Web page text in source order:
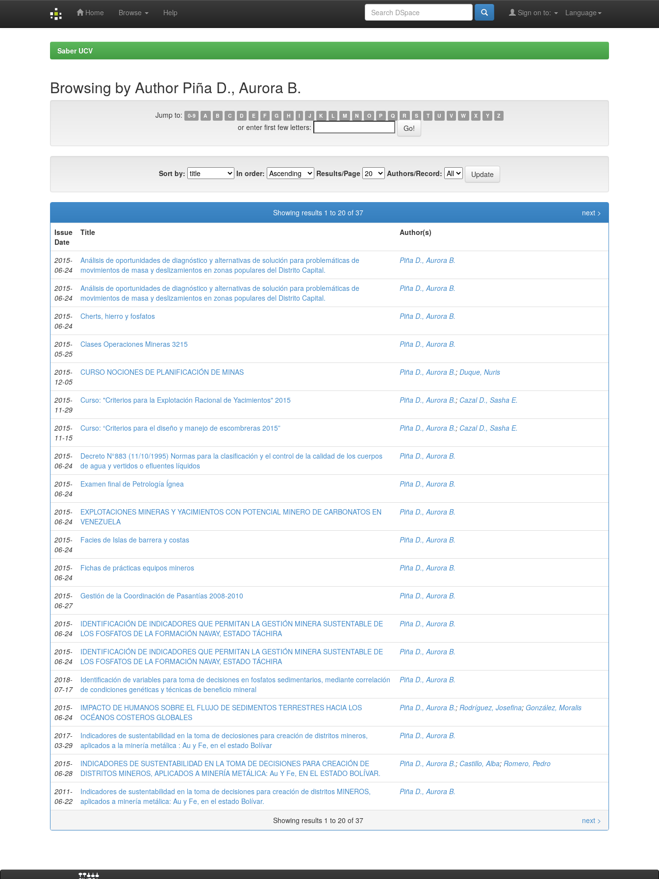
Home Browse Help Language
Sign on to:
Saber UCV
Browsing by Author Piña D., Aurora B.
Jump to: 0-9 A B C D E F G H I J K L M N O P Q R S T U V W X Y Z
or enter first few letters:
Sort by: In order: Results/Page Authors/Record:
Showing results 1 to 20 of 37
next >
Issue
Date
Title Author(s)
2015-
06-24
Análisis de oportunidades de diagnóstico y alternativas de solución para problemáticas de
movimientos de masa y deslizamientos en zonas populares del Distrito Capital.
Piña D., Aurora B.
2015-
06-24
Análisis de oportunidades de diagnóstico y alternativas de solución para problemáticas de
movimientos de masa y deslizamientos en zonas populares del Distrito Capital.
Piña D., Aurora B.
2015-
06-24
Cherts, hierro y fosfatos Piña D., Aurora B.
2015-
05-25
Clases Operaciones Mineras 3215 Piña D., Aurora B.
2015-
12-05
CURSO NOCIONES DE PLANIFICACIÓN DE MINAS Piña D., Aurora B.; Duque, Nuris
2015-
11-29
Curso: "Criterios para la Explotación Racional de Yacimientos" 2015 Piña D., Aurora B.; Cazal D., Sasha E.
2015-
11-15
Curso: “Criterios para el diseño y manejo de escombreras 2015” Piña D., Aurora B.; Cazal D., Sasha E.
2015-
06-24
Decreto N°883 (11/10/1995) Normas para la clasificación y el control de la calidad de los cuerpos
de agua y vertidos o efluentes líquidos
Piña D., Aurora B.
2015-
06-24
Examen final de Petrología Ígnea Piña D., Aurora B.
2015-
06-24
EXPLOTACIONES MINERAS Y YACIMIENTOS CON POTENCIAL MINERO DE CARBONATOS EN
VENEZUELA
Piña D., Aurora B.
2015-
06-24
Facies de Islas de barrera y costas Piña D., Aurora B.
2015-
06-24
Fichas de prácticas equipos mineros Piña D., Aurora B.
2015-
06-27
Gestión de la Coordinación de Pasantías 2008-2010 Piña D., Aurora B.
2015-
06-24
IDENTIFICACIÓN DE INDICADORES QUE PERMITAN LA GESTIÓN MINERA SUSTENTABLE DE
LOS FOSFATOS DE LA FORMACIÓN NAVAY, ESTADO TÁCHIRA
Piña D., Aurora B.
2015-
06-24
IDENTIFICACIÓN DE INDICADORES QUE PERMITAN LA GESTIÓN MINERA SUSTENTABLE DE
LOS FOSFATOS DE LA FORMACIÓN NAVAY, ESTADO TÁCHIRA
Piña D., Aurora B.
2018-
07-17
Identificación de variables para toma de decisiones en fosfatos sedimentarios, mediante correlación
de condiciones genéticas y técnicas de beneficio mineral
Piña D., Aurora B.
2015-
06-24
IMPACTO DE HUMANOS SOBRE EL FLUJO DE SEDIMENTOS TERRESTRES HACIA LOS
OCÉANOS COSTEROS GLOBALES
Piña D., Aurora B.; Rodríguez, Josefina; González, Moralis
2017-
03-29
Indicadores de sustentabilidad en la toma de deciosiones para creación de distritos mineros,
aplicados a la minería metálica : Au y Fe, en el estado Bolívar
Piña D., Aurora B.
2015-
06-28
INDICADORES DE SUSTENTABILIDAD EN LA TOMA DE DECISIONES PARA CREACIÓN DE
DISTRITOS MINEROS, APLICADOS A MINERÍA METÁLICA: Au Y Fe, EN EL ESTADO BOLÍVAR.
Piña D., Aurora B.; Castillo, Alba; Romero, Pedro
2011-
06-22
Indicadores de sustentabilidad en la toma de decisiones para creación de distritos MINEROS,
aplicados a minería metálica: Au y Fe, en el estado Bolívar.
Piña D., Aurora B.
Showing results 1 to 20 of 37 next >